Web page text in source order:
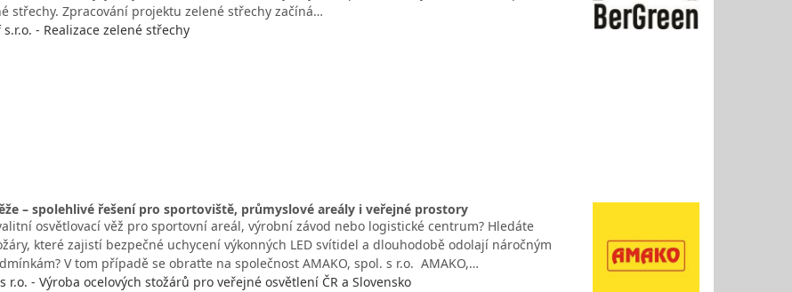
střechy. Zpracování projektu zelené střechy začíná…
- Realizace zelené střechy
– spolehlivé řešení pro sportoviště, průmyslové areály i veřejné prostory
osvětlovací věž pro sportovní areál, výrobní závod nebo logistické centrum? Hledáte
které zajistí bezpečné uchycení výkonných LED svítidel a dlouhodobě odolají náročným
V tom případě se obraťte na společnost AMAKO, spol. s r.o. AMAKO,…
r.o. - Výroba ocelových stožárů pro veřejné osvětlení ČR a Slovensko